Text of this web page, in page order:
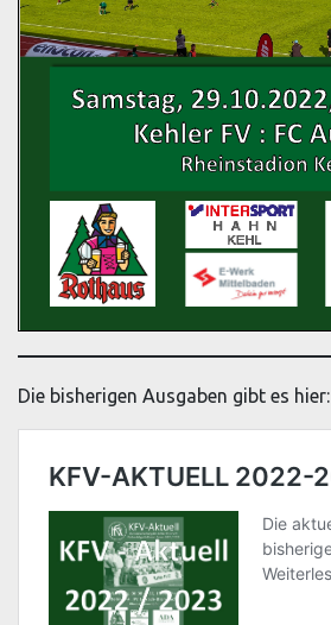
Die bisherigen Ausgaben gibt es hier: